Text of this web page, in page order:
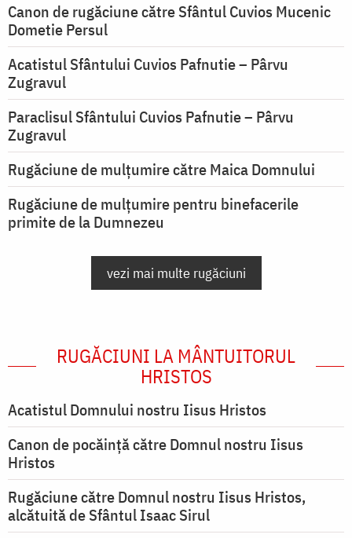
Canon de rugăciune către Sfântul Cuvios Mucenic
Dometie Persul
Acatistul Sfântului Cuvios Pafnutie – Pârvu
Zugravul
Paraclisul Sfântului Cuvios Pafnutie – Pârvu
Zugravul
Rugăciune de mulţumire către Maica Domnului
Rugăciune de mulțumire pentru binefacerile
primite de la Dumnezeu
vezi mai multe rugăciuni
RUGĂCIUNI LA MÂNTUITORUL
HRISTOS
Acatistul Domnului nostru Iisus Hristos
Canon de pocăință către Domnul nostru Iisus
Hristos
Rugăciune către Domnul nostru Iisus Hristos,
alcătuită de Sfântul Isaac Sirul